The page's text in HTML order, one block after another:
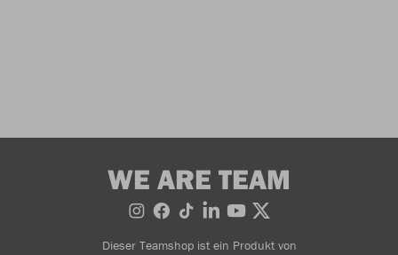
WE ARE TEAM
Dieser Teamshop ist ein Produkt von